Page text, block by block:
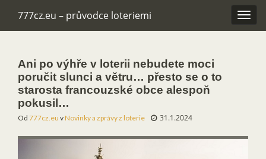
777cz.eu – průvodce loteriemi
Ani po výhře v loterii nebudete moci
poručit slunci a větru… přesto se o to
starosta francouzské obce alespoň
pokusil…
Od 777cz.eu vNovinky a zprávy z loterie 31.1.2024